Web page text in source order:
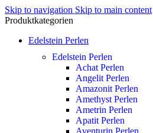
Skip to navigation Skip to main content
Produktkategorien
Edelstein Perlen
Edelstein Perlen
Achat Perlen
Angelit Perlen
Amazonit Perlen
Amethyst Perlen
Ametrin Perlen
Apatit Perlen
Aventurin Perlen